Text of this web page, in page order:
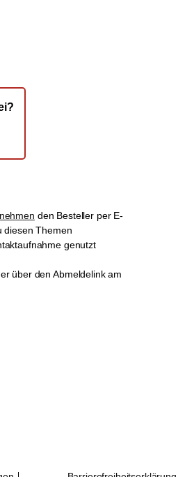
den Besteller per E-
diesen Themen
genutzt
über den Abmeldelink am